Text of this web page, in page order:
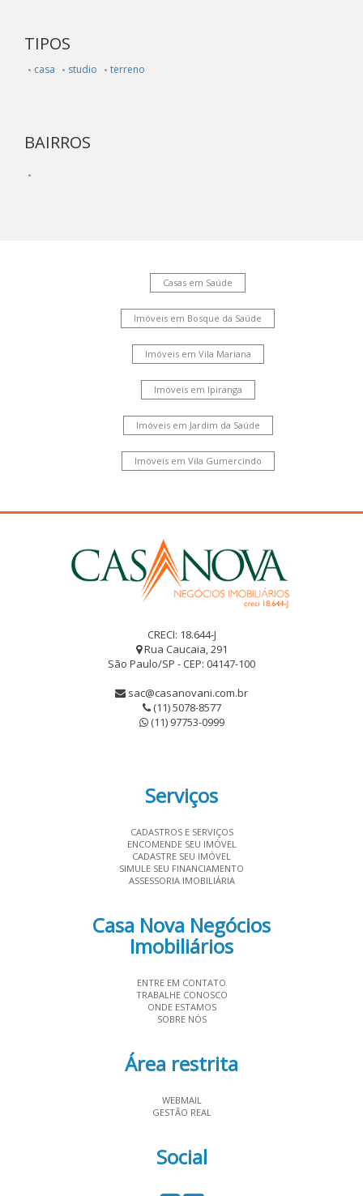
TIPOS
casa studio terreno
BAIRROS
Casas em Saúde
Imóveis em Bosque da Saúde
Imóveis em Vila Mariana
Imóveis em Ipiranga
Imóveis em Jardim da Saúde
Imóveis em Vila Gumercindo
CRECI: 18.644-J
Rua Caucaia, 291
São Paulo/SP - CEP: 04147-100
sac@casanovani.com.br
(11) 5078-8577
(11) 97753-0999
Serviços
CADASTROS E SERVIÇOS
ENCOMENDE SEU IMÓVEL
CADASTRE SEU IMÓVEL
SIMULE SEU FINANCIAMENTO
ASSESSORIA IMOBILIÁRIA
Casa Nova Negócios
Imobiliários
ENTRE EM CONTATO
TRABALHE CONOSCO
ONDE ESTAMOS
SOBRE NÓS
Área restrita
WEBMAIL
GESTÃO REAL
Social